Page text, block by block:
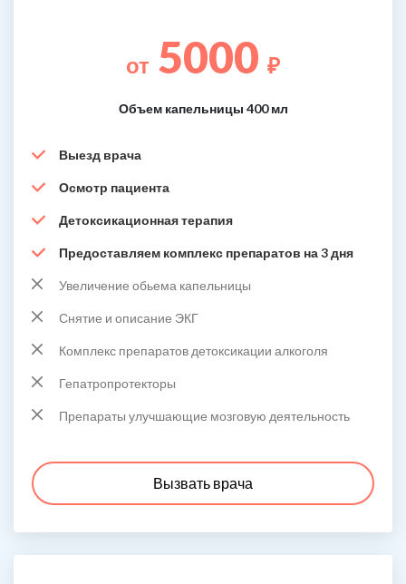
от 5000 ₽
Объем капельницы 400 мл
Выезд врача
Осмотр пациента
Детоксикационная терапия
Предоставляем комплекс препаратов на 3 дня
Увеличение обьема капельницы
Снятие и описание ЭКГ
Комплекс препаратов детоксикации алкоголя
Гепатропротекторы
Препараты улучшающие мозговую деятельность
Вызвать врача